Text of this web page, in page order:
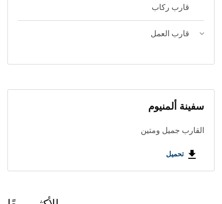
قارب ركاب
قارب العمل
سفينة ألمنيوم
القارب جميل ومتين
تحميل